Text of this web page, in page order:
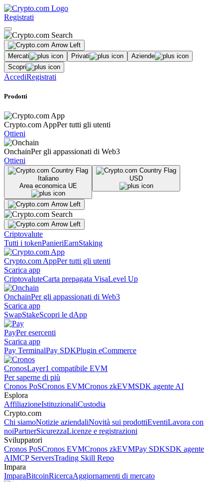
Registrati
Mercati Privati
Aziende
Scopri
AccediRegistrati
Prodotti
Crypto.com AppPer tutti gli utenti
Ottieni
OnchainPer gli appassionati di Web3
Ottieni
Italiano
Area economica UE
USD
Criptovalute
Tutti i tokenPanieriEarnStaking
Crypto.com AppPer tutti gli utenti
Scarica app
CriptovaluteCarta prepagata VisaLevel Up
OnchainPer gli appassionati di Web3
Scarica app
SwapStakeScopri le dApp
PayPer esercenti
Scarica app
Pay TerminalPay SDKPlugin eCommerce
CronosLayer1 compatibile EVM
Per saperne di più
Cronos PoSCronos EVMCronos zkEVMSDK agente AI
Esplora
AffiliazioneIstituzionaliCustodia
Crypto.com
Chi siamoNotizie aziendaliNovità sui prodottiEventiLavora con
noiPartnerSicurezzaLicenze e registrazioni
Sviluppatori
Cronos PoSCronos EVMCronos zkEVMPay SDKSDK agente
AIMCP ServersTrading Skill Repo
Impara
ImparaBitcoinRicercaAggiornamenti di mercato